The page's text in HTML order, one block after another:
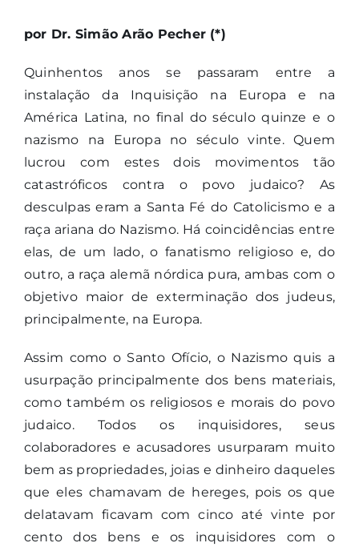
por Dr. Simão Arão Pecher (*)
Quinhentos anos se passaram entre a
instalação da Inquisição na Europa e na
América Latina, no final do século quinze e o
nazismo na Europa no século vinte. Quem
lucrou com estes dois movimentos tão
catastróficos contra o povo judaico? As
desculpas eram a Santa Fé do Catolicismo e a
raça ariana do Nazismo. Há coincidências entre
elas, de um lado, o fanatismo religioso e, do
outro, a raça alemã nórdica pura, ambas com o
objetivo maior de exterminação dos judeus,
principalmente, na Europa.
Assim como o Santo Ofício, o Nazismo quis a
usurpação principalmente dos bens materiais,
como também os religiosos e morais do povo
judaico. Todos os inquisidores, seus
colaboradores e acusadores usurparam muito
bem as propriedades, joias e dinheiro daqueles
que eles chamavam de hereges, pois os que
delatavam ficavam com cinco até vinte por
cento dos bens e os inquisidores com o